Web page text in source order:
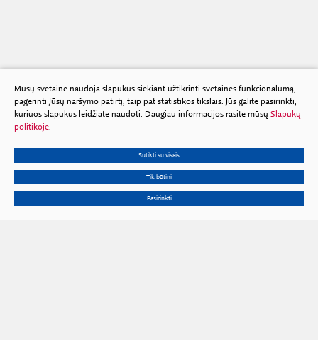
Mūsų svetainė naudoja slapukus siekiant užtikrinti svetainės funkcionalumą,
pagerinti Jūsų naršymo patirtį, taip pat statistikos tikslais. Jūs galite pasirinkti,
kuriuos slapukus leidžiate naudoti. Daugiau informacijos rasite mūsų Slapukų
politikoje.
Sutikti su visais
Tik būtini
Pasirinkti